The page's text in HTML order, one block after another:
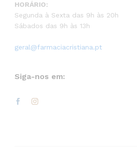
HORÁRIO:
Segunda à Sexta das 9h às 20h
Sábados das 9h às 13h
geral@farmaciacristiana.pt
Siga-nos em: